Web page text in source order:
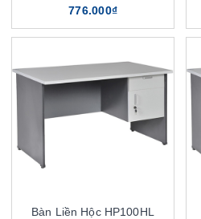
776.000₫
Bàn Liền Hộc HP100HL